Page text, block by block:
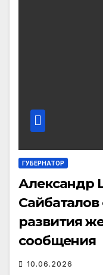
ГУБЕРНАТОР
Александр
развития
сообщения
10.06.2026